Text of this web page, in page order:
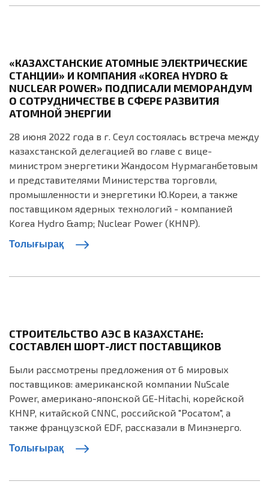
«КАЗАХСТАНСКИЕ АТОМНЫЕ ЭЛЕКТРИЧЕСКИЕ
СТАНЦИИ» И КОМПАНИЯ «KOREA HYDRO &
NUCLEAR POWER» ПОДПИСАЛИ МЕМОРАНДУМ
О СОТРУДНИЧЕСТВЕ В СФЕРЕ РАЗВИТИЯ
АТОМНОЙ ЭНЕРГИИ
28 июня 2022 года в г. Сеул состоялась встреча между
казахстанской делегацией во главе с вице-
министром энергетики Жандосом Нурмаганбетовым
и представителями Министерства торговли,
промышленности и энергетики Ю.Кореи, а также
поставщиком ядерных технологий - компанией
Korea Hydro &amp; Nuclear Power (KHNP).
Толығырақ
СТРОИТЕЛЬСТВО АЭС В КАЗАХСТАНЕ:
СОСТАВЛЕН ШОРТ-ЛИСТ ПОСТАВЩИКОВ
Были рассмотрены предложения от 6 мировых
поставщиков: американской компании NuScale
Power, американо-японской GE-Hitachi, корейской
KHNP, китайской CNNC, российской "Росатом", а
также французской EDF, рассказали в Минэнерго.
Толығырақ